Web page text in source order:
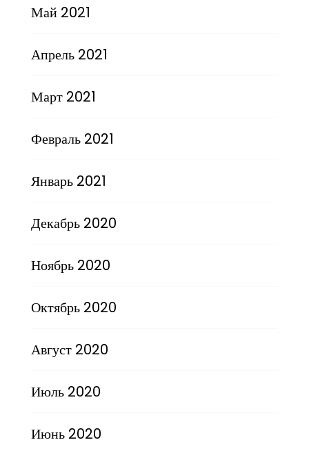
Май 2021
Апрель 2021
Март 2021
Февраль 2021
Январь 2021
Декабрь 2020
Ноябрь 2020
Октябрь 2020
Август 2020
Июль 2020
Июнь 2020